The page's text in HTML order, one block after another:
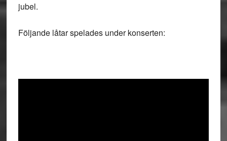
jubel.
Följande låtar spelades under konserten: